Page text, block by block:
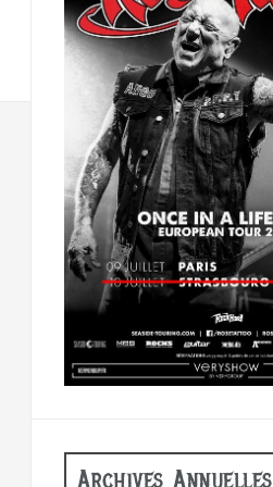
Archives Annuelles